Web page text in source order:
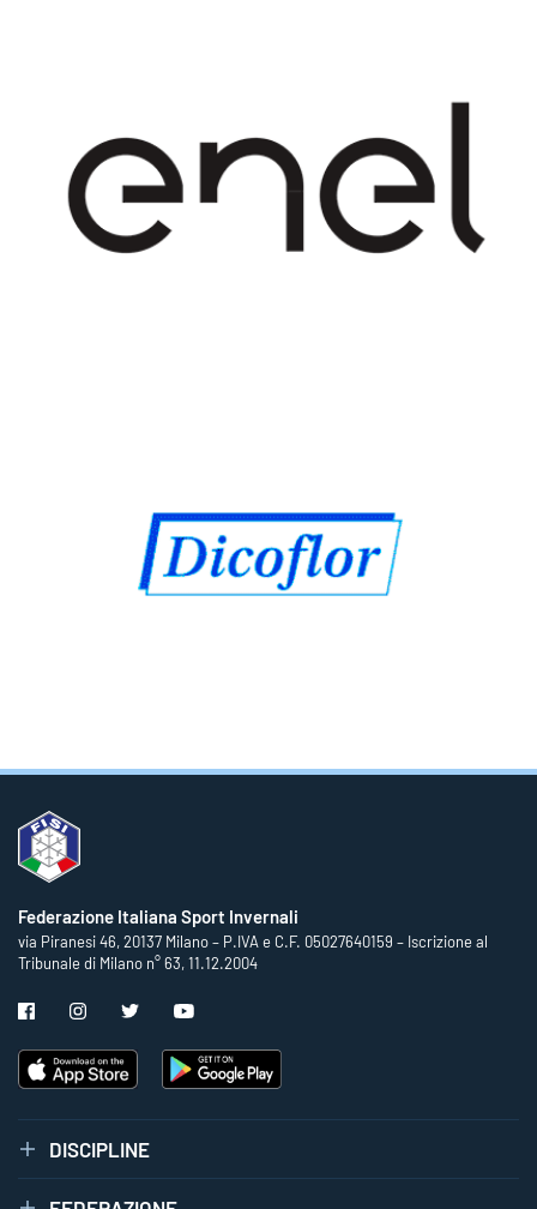
Federazione Italiana Sport Invernali
via Piranesi 46, 20137 Milano – P.IVA e C.F. 05027640159 – Iscrizione al
Tribunale di Milano n° 63, 11.12.2004
DISCIPLINE